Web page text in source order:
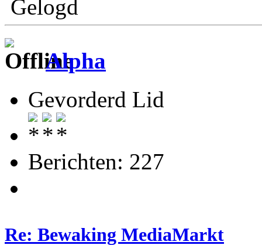
Gelogd
Alpha
Gevorderd Lid
Berichten: 227
Re: Bewaking MediaMarkt